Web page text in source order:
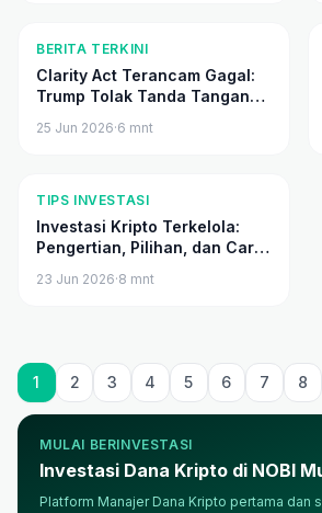
BERITA TERKINI
Clarity Act Terancam Gagal:
Trump Tolak Tanda Tangan
CBDC
25 Jun 2026·6 mnt
TIPS INVESTASI
Investasi Kripto Terkelola:
Pengertian, Pilihan, dan Cara
23 Jun 2026·8 mnt
1 2 3 4 5 6 7 8
MULAI BERINVESTASI
Investasi Dana Kripto di NOBI
Platform Manajer Dana Kripto pertama dan